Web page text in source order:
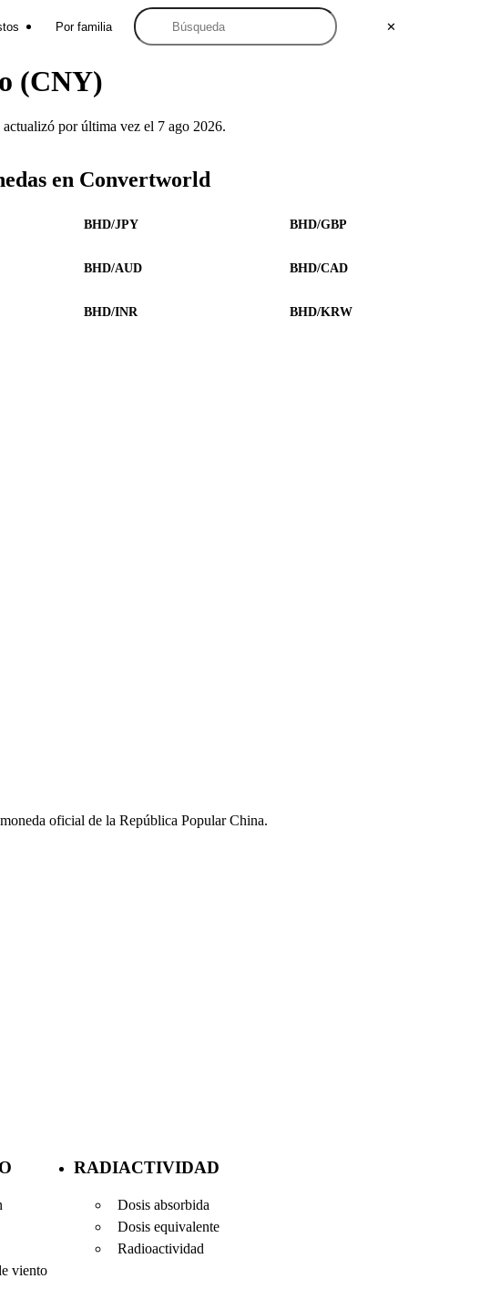
✕
Por familia
(CNY)
por última vez el 7 ago 2026.
en Convertworld
BHD/JPY BHD/GBP
BHD/AUD BHD/CAD
BHD/INR BHD/KRW
oficial de la República Popular China.
viento
RADIACTIVIDAD
Dosis absorbida
Dosis equivalente
Radioactividad